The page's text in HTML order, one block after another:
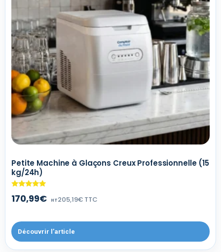
Petite Machine à Glaçons Creux Professionnelle (15
kg/24h)
4.75
170,99€ HT205,19€ TTC
Découvrir l’article